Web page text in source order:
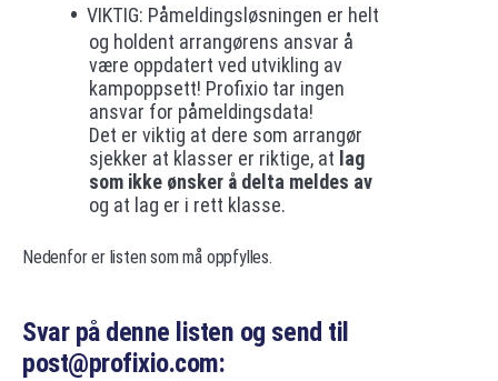
VIKTIG: Påmeldingsløsningen er helt
og holdent arrangørens ansvar å
være oppdatert ved utvikling av
kampoppsett! Profixio tar ingen
ansvar for påmeldingsdata!
Det er viktig at dere som arrangør
sjekker at klasser er riktige, at lag
som ikke ønsker å delta meldes av
og at lag er i rett klasse.
Nedenfor er listen som må oppfylles.
Svar på denne listen og send til
post@profixio.com: